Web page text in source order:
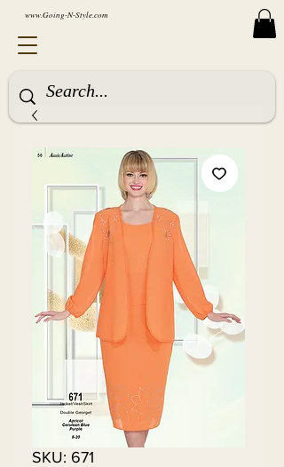
www.Going-N-Style.com
SKU: 671